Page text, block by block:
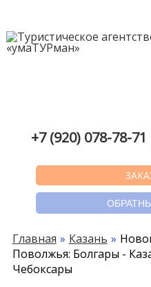
+7 (920) 078-78-
Главная Казань
Поволжья: Болгары -
Чебоксары